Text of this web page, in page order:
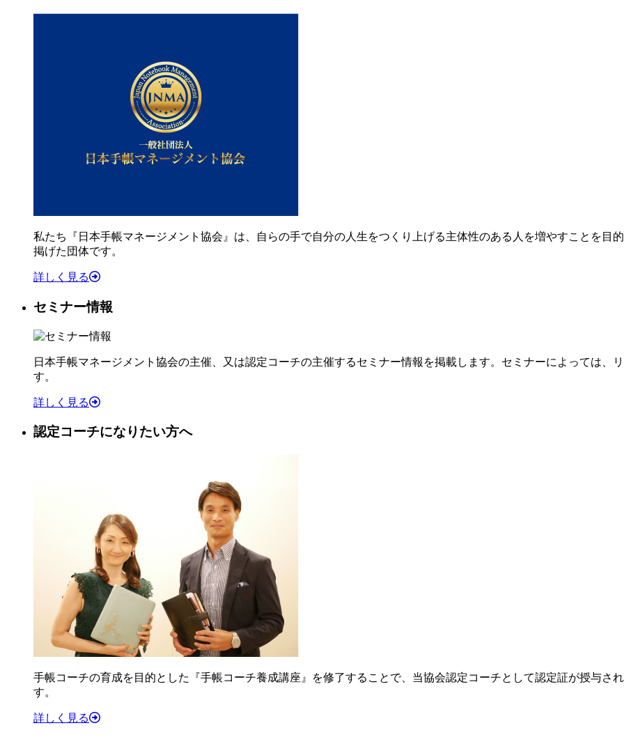
私たち『日本手帳マネージメント協会』は、自らの手で自分の人生をつくり上げる主体性のある人を増やすことを目
掲げた団体です。
詳しく見る
セミナー情報
日本手帳マネージメント協会の主催、又は認定コーチの主催するセミナー情報を掲載します。セミナーによっては、
す。
詳しく見る
認定コーチになりたい方へ
手帳コーチの育成を目的とした『手帳コーチ養成講座』を修了することで、当協会認定コーチとして認定証が授与さ
す。
詳しく見る